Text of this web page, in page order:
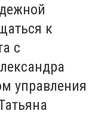
к
с
управления